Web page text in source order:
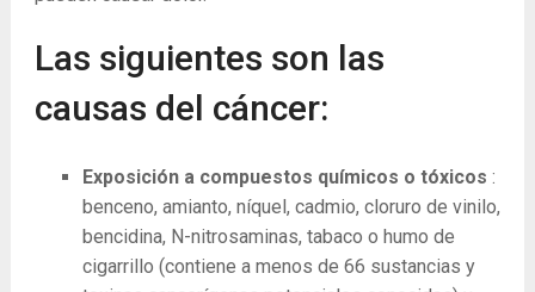
Las siguientes son las
causas del cáncer:
Exposición a compuestos químicos o tóxicos :
benceno, amianto, níquel, cadmio, cloruro de vinilo,
bencidina, N-nitrosaminas, tabaco o humo de
cigarrillo (contiene a menos de 66 sustancias y